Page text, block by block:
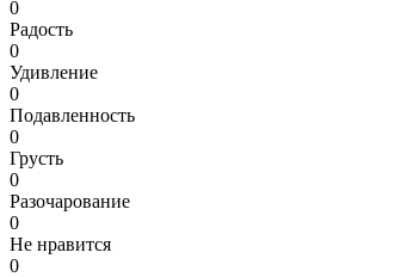
0
Радость
0
Удивление
0
Подавленность
0
Грусть
0
Разочарование
0
Не нравится
0